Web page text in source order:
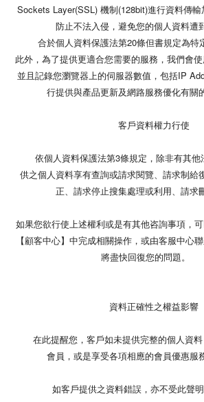
Sockets Layer(SSL) 機制(128bit)進行資料傳
防止不法入侵，避免您的個人資料遭
合於個人資料保護法第20條但書規定為特
此外，為了提供更適合您需要的服務，我們會
並且記錄您瀏覽器上的伺服器數值，包括IP
行提供與產品更新及網路服務優化有關
客戶資料權力行使
依個人資料保護法第3條規定，除非有其他
供之個人資料享有查詢或請求閱覽、請求制給
正、請求停止搜集處理或利用、請求
如果您欲行使上述權利或是有其他咨詢事項，
【顧客中心】中完成相關操作，或由客服中心
將盡快回復您的問題。
資料正確性之權益影響
在此提醒您，客戶如未提供完整的個人資料
會員，或是享受各項相應的會員優惠服
如客戶提供之資料錯誤，亦不受此